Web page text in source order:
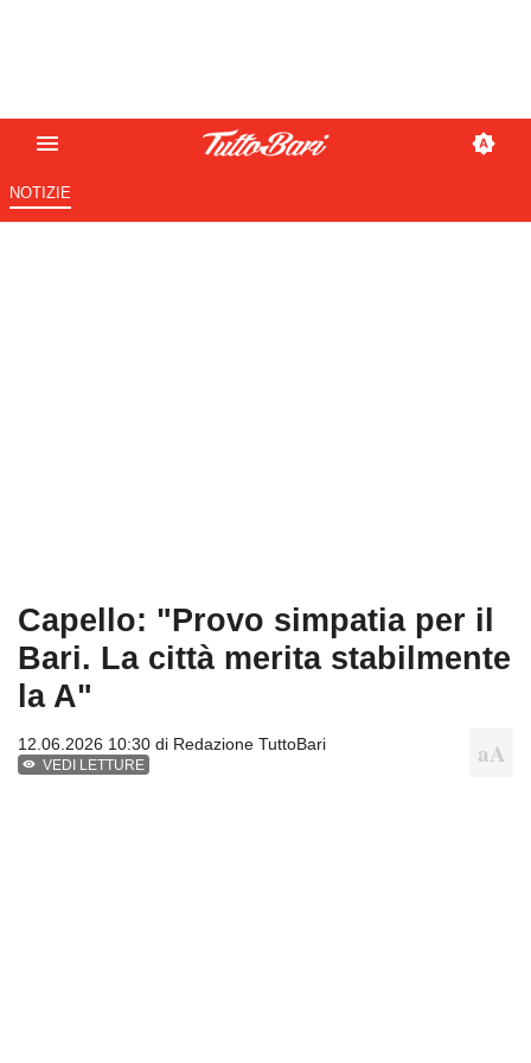
NOTIZIE
Capello: "Provo simpatia per il
Bari. La città merita stabilmente
la A"
12.06.2026 10:30 di Redazione TuttoBari
VEDI LETTURE